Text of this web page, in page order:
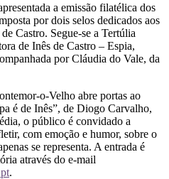
a emissão filatélica dos
por dois selos dedicados aos
Castro. Segue-se a Tertúlia
de Inês de Castro – Espia,
por Cláudia do Vale, da
o-Velho abre portas ao
é de Inês”, de Diogo Carvalho,
o público é convidado a
com emoção e humor, sobre o
se representa. A entrada é
através do e-mail
.